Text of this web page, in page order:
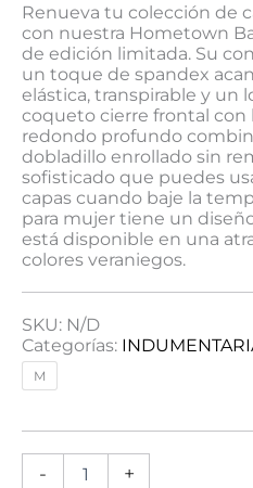
Renueva tu colección de
con nuestra Hometown
de edición limitada. Su
un toque de spandex
elástica, transpirable y un
coqueto cierre frontal con
redondo profundo
dobladillo enrollado sin
sofisticado que puedes
capas cuando baje la
para mujer tiene un
está disponible en una
colores veraniegos.
SKU: N/D
Categorías:
M
- +